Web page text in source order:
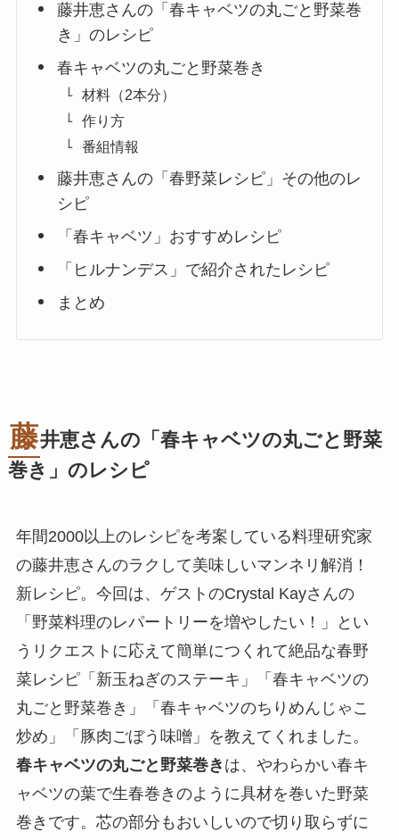
藤井恵さんの「春キャベツの丸ごと野菜巻
き」のレシピ
春キャベツの丸ごと野菜巻き
材料（2本分）
作り方
番組情報
藤井恵さんの「春野菜レシピ」その他のレ
シピ
「春キャベツ」おすすめレシピ
「ヒルナンデス」で紹介されたレシピ
まとめ
藤井恵さんの「春キャベツの丸ごと野菜
巻き」のレシピ
年間2000以上のレシピを考案している料理研究家
の藤井恵さんのラクして美味しいマンネリ解消！
新レシピ。今回は、ゲストのCrystal Kayさんの
「野菜料理のレパートリーを増やしたい！」とい
うリクエストに応えて簡単につくれて絶品な春野
菜レシピ「新玉ねぎのステーキ」「春キャベツの
丸ごと野菜巻き」「春キャベツのちりめんじゃこ
炒め」「豚肉ごぼう味噌」を教えてくれました。
春キャベツの丸ごと野菜巻き は、やわらかい春キ
ャベツの葉で生春巻きのように具材を巻いた野菜
巻きです。芯の部分もおいしいので切り取らずに